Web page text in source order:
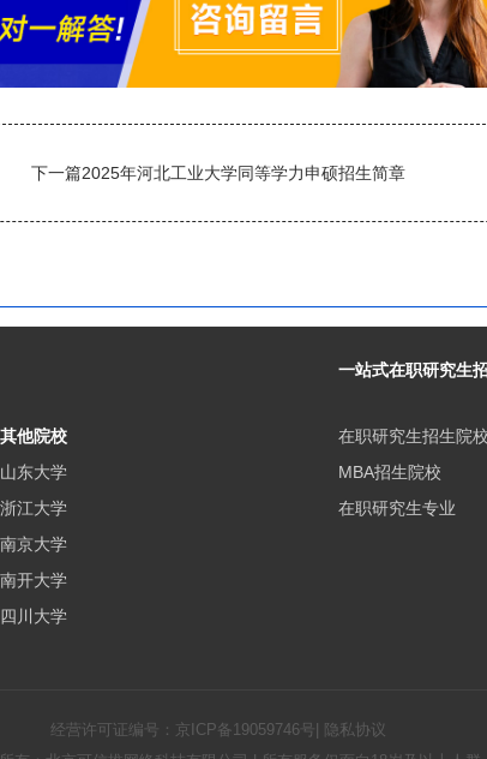
下一篇2025年河北工业大学同等学力申硕招生简章
其他院校
山东大学
浙江大学
南京大学
南开大学
四川大学
一站式在职研究生
在职研究生招生院校
MBA招生院校
在职研究生专业
经营许可证编号： 京ICP备19059746号
隐私协议